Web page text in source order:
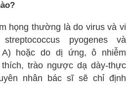
họng thường là do virus và vi
pyogenes và
A) hoặc do dị ứng, ô nhiễm
trào ngược dạ dày-thực
nhân bác sĩ sẽ chỉ định